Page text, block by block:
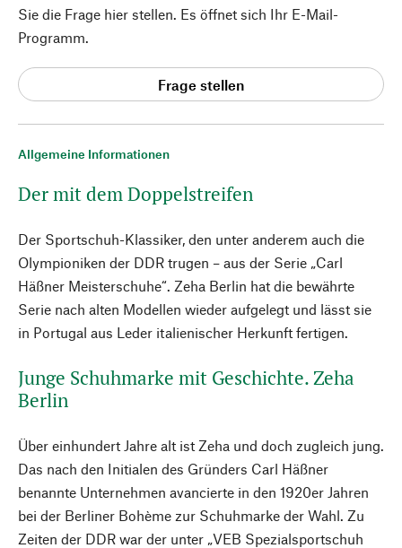
Allgemeine Informationen
Der mit dem Doppelstreifen
Der Sportschuh-Klassiker, den unter anderem auch die
Olympioniken der DDR trugen – aus der Serie „Carl
Häßner Meisterschuhe“. Zeha Berlin hat die bewährte
Serie nach alten Modellen wieder aufgelegt und lässt sie
in Portugal aus Leder italienischer Herkunft fertigen.
Junge Schuhmarke mit Geschichte. Zeha
Berlin
Über einhundert Jahre alt ist Zeha und doch zugleich jung.
Das nach den Initialen des Gründers Carl Häßner
benannte Unternehmen avancierte in den 1920er Jahren
bei der Berliner Bohème zur Schuhmarke der Wahl. Zu
Zeiten der DDR war der unter „VEB Spezialsportschuh
Sie die Frage hier stellen. Es öffnet sich Ihr E-Mail-
Programm.
Frage stellen